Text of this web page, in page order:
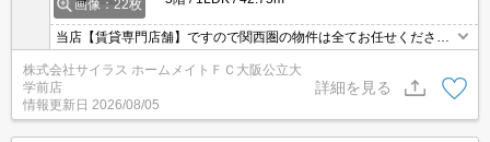
画像：22枚
当店【賃貸専門店舗】ですので関西圏の物件は全てお任せくださ
い！どこにある物件でも当店までお気軽にお問い合わせくださいま
せ♪初期費用がご心配な方はクレジット決済が可能ですので安心して
お部屋探し頂けます。
株式会社サイラス ホームメイトＦＣ大阪公立大
学前店
情報更新日 2026/08/05
詳細を見る